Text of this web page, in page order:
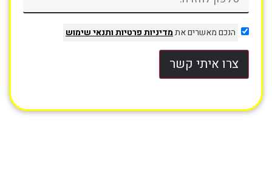
הנכם מאשרים אתמדיניות פרטיותותנאי שימוש
צרו איתי קשר